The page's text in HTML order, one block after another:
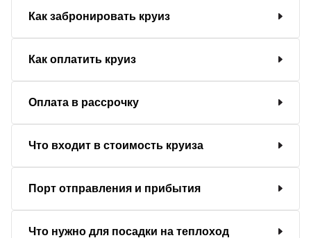
Как забронировать круиз
Как оплатить круиз
Оплата в рассрочку
Что входит в стоимость круиза
Порт отправления и прибытия
Что нужно для посадки на теплоход